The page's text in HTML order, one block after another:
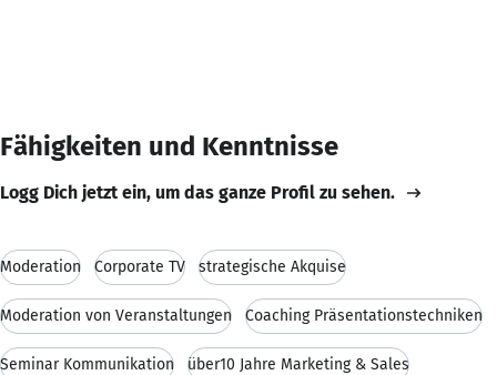
Fähigkeiten und Kenntnisse
Logg Dich jetzt ein, um das ganze Profil zu sehen.
Moderation Corporate TV strategische Akquise
Moderation von Veranstaltungen Coaching Präsentationstechniken
Seminar Kommunikation über10 Jahre Marketing & Sales